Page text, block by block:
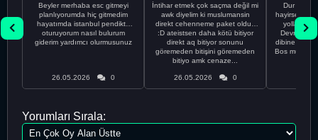
Beyler merhaba esc gitmeyi
planlıyorumda hiç gitmedim
hayatımda istanbul pendikte
oturuyorum nasıl bulurum
giderim yardımcı olurmusunuz
26.05.2026 0
İntihar etmek çok saçma değil mi
awk diyelim ki muslumansin
direkt cehenneme paket oldun
:D ateistsen daha kötü bitiyor
direkt aq bitiyor sonunu
göremeden bitişini göremeden
bitiyo amk cenaze...
26.05.2026 0
Dur
hayirsever
yolla
Devrim abi
dibine
Bos
Yorumları Sırala: